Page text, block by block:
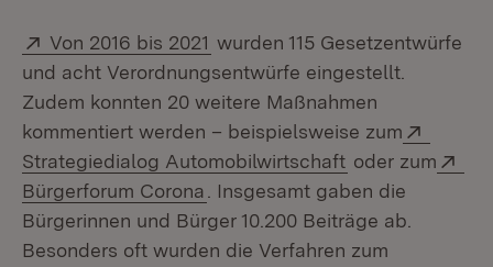
Extern:
Von 2016 bis 2021 (Öffnet in neuem Fenster)
wurden 115 Gesetzentwürfe
und acht Verordnungsentwürfe eingestellt.
Zudem konnten 20 weitere Maßnahmen
kommentiert werden – beispielsweise zum
Strategiedialog Automobilwirtschaft (Öffnet in
oder zum
Bürgerforum Corona (Öffnet in neuem Fenster)
. Insgesamt gaben die
Bürgerinnen und Bürger 10.200 Beiträge ab.
Besonders oft wurden die Verfahren zum